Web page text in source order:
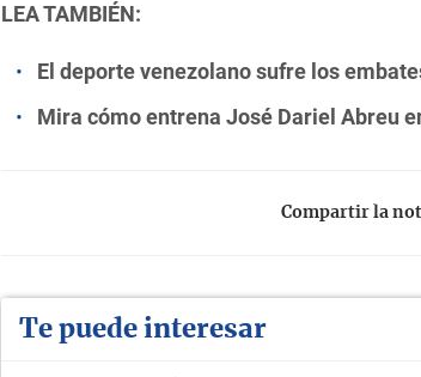
LEA TAMBIÉN:
El deporte venezolano sufre los
Mira cómo entrena José Dariel Abreu
Compartir la
Te puede interesar